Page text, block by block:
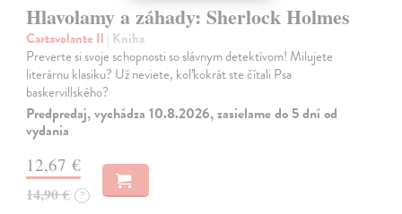
Hlavolamy a záhady: Sherlock Holmes
Cartavolante Il | Kniha
Preverte si svoje schopnosti so slávnym detektívom! Milujete
literárnu klasiku? Už neviete, koľkokrát ste čítali Psa
baskervillského?
Predpredaj, vychádza 10.8.2026, zasielame do 5 dní od
vydania
12,67 €
14,90 € ?